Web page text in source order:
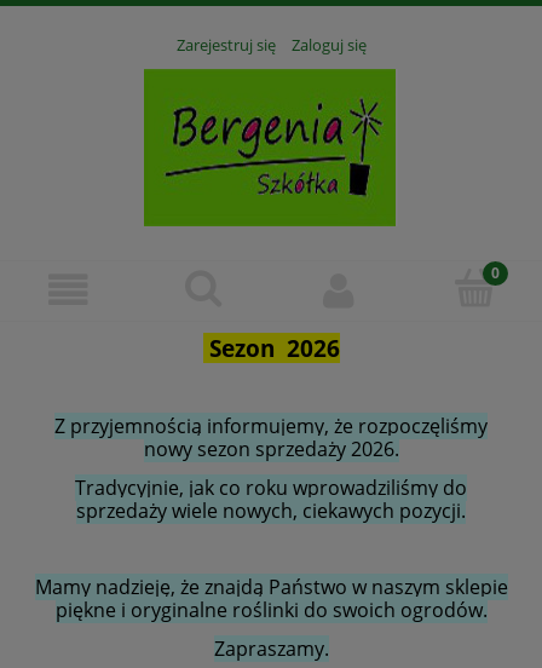
Zarejestruj się Zaloguj się
Sezon 2026
Z przyjemnością informujemy, że rozpoczęliśmy
nowy sezon sprzedaży 2026.
Tradycyjnie, jak co roku wprowadziliśmy do
sprzedaży wiele nowych, ciekawych pozycji.
Mamy nadzieję, że znajdą Państwo w naszym sklepie
piękne i oryginalne roślinki do swoich ogrodów.
Zapraszamy.